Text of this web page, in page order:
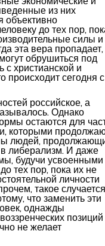
из них
объективно
до тех пор,
силы и
эта вера пропадает,
обрушиться под
с христианской и
происходит сегодня с
российское, а
Однако
остаются для
которыми
людей,
либерализм. И даже
будучи
тех пор, пока их не
личности
такое случается
что заменить эти
однажды
позиций
не желает